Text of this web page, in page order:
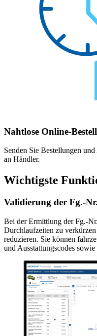
Nahtlose
Senden Sie Bestellungen
an Händler.
Wichtigste
Validierung der Fg.-Nr.
Bei der Ermittlung der Fg.-
Durchlaufzeiten zu
reduzieren. Sie können
und Ausstattungscodes